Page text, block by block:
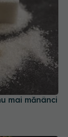
mai mănânci